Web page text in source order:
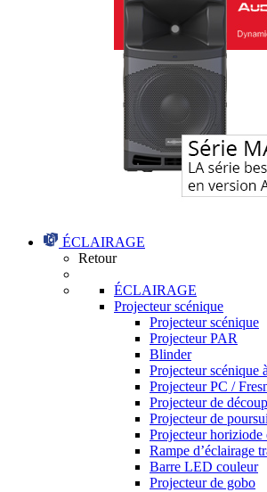
ÉCLAIRAGE
Retour
ÉCLAIRAGE
Projecteur scénique
Projecteur scénique
Projecteur PAR
Blinder
Projecteur scénique
Projecteur PC /
Projecteur de
Projecteur de
Projecteur horiziode
Rampe d’éclairage
Barre LED couleur
Projecteur de gobo